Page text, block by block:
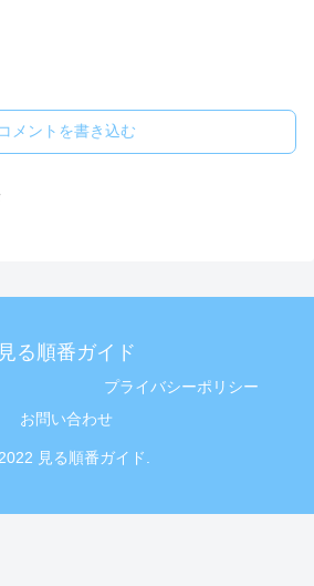
コメントを書き込む
見る順番ガイド
プライバシーポリシー
お問い合わせ
見る順番ガイド.